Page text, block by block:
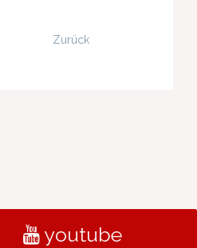
Zurück
youtube